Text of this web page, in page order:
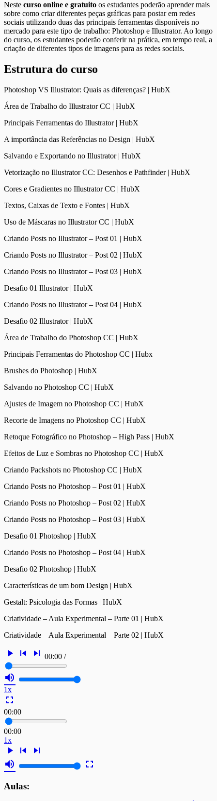
Neste curso online e gratuito os estudantes poderão aprender mais
sobre como criar diferentes peças gráficas para postar em redes
sociais utilizando duas das principais ferramentas disponíveis no
mercado para este tipo de trabalho: Photoshop e Illustrator. Ao longo
do curso, os estudantes poderão conferir na prática, em tempo real, a
criação de diferentes tipos de imagens para as redes sociais.
Estrutura do curso
Photoshop VS Illustrator: Quais as diferenças? | HubX
Área de Trabalho do Illustrator CC | HubX
Principais Ferramentas do Illustrator | HubX
A importância das Referências no Design | HubX
Salvando e Exportando no Illustrator | HubX
Vetorização no Illustrator CC: Desenhos e Pathfinder | HubX
Cores e Gradientes no Illustrator CC | HubX
Textos, Caixas de Texto e Fontes | HubX
Uso de Máscaras no Illustrator CC | HubX
Criando Posts no Illustrator – Post 01 | HubX
Criando Posts no Illustrator – Post 02 | HubX
Criando Posts no Illustrator – Post 03 | HubX
Desafio 01 Illustrator | HubX
Criando Posts no Illustrator – Post 04 | HubX
Desafio 02 Illustrator | HubX
Área de Trabalho do Photoshop CC | HubX
Principais Ferramentas do Photoshop CC | Hubx
Brushes do Photoshop | HubX
Salvando no Photoshop CC | HubX
Ajustes de Imagem no Photoshop CC | HubX
Recorte de Imagens no Photoshop CC | HubX
Retoque Fotográfico no Photoshop – High Pass | HubX
Efeitos de Luz e Sombras no Photoshop CC | HubX
Criando Packshots no Photoshop CC | HubX
Criando Posts no Photoshop – Post 01 | HubX
Criando Posts no Photoshop – Post 02 | HubX
Criando Posts no Photoshop – Post 03 | HubX
Desafio 01 Photoshop | HubX
Criando Posts no Photoshop – Post 04 | HubX
Desafio 02 Photoshop | HubX
Características de um bom Design | HubX
Gestalt: Psicologia das Formas | HubX
Criatividade – Aula Experimental – Parte 01 | HubX
Criatividade – Aula Experimental – Parte 02 | HubX
play_arrow skip_previous skip_next 00:00 /
volume_up
1x
fullscreen
00:00
00:00
1x
play_arrow skip_previous
skip_next
volume_up
fullscreen
Aulas: